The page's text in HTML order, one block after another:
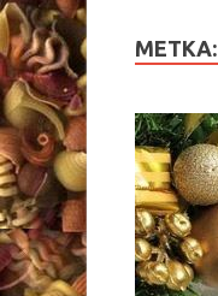
МЕТКА: